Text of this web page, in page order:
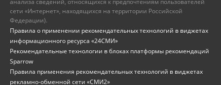
сети «Интернет», находящихся на территории Российской
Федерации).
Правила о применении рекомендательных технологий в виджетах
информационного ресурса «24СМИ»
Рекомендательные технологии в блоках платформы рекомендаций
Sparrow
Правила применения рекомендательных технологий в виджетах
рекламно-обменной сети «СМИ2»